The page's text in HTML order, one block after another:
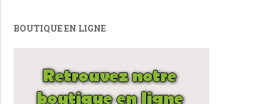
BOUTIQUE EN LIGNE